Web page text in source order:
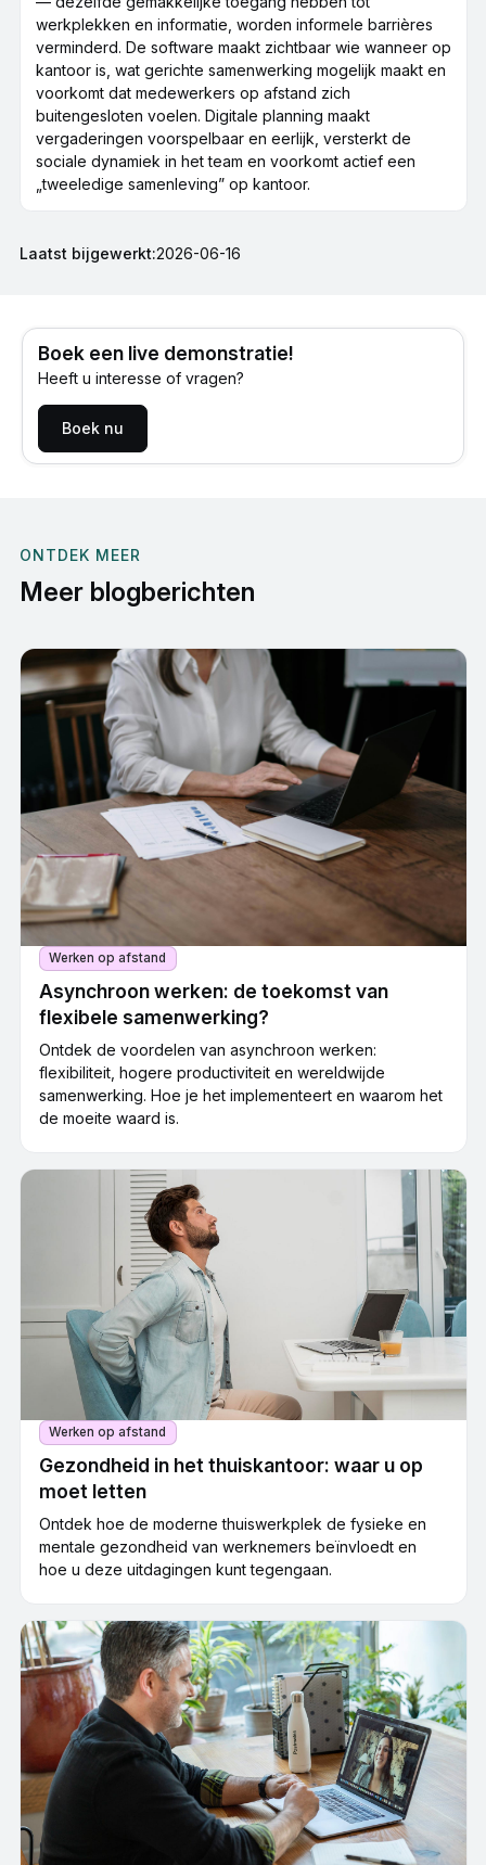
werkplekken en informatie, worden informele barrières
verminderd. De software maakt zichtbaar wie wanneer op
kantoor is, wat gerichte samenwerking mogelijk maakt en
voorkomt dat medewerkers op afstand zich
buitengesloten voelen. Digitale planning maakt
vergaderingen voorspelbaar en eerlijk, versterkt de
sociale dynamiek in het team en voorkomt actief een
„tweeledige samenleving” op kantoor.
Laatst bijgewerkt:2026-06-16
Boek een live demonstratie!
Heeft u interesse of vragen?
Boek nu
ONTDEK MEER
Meer blogberichten
Werken op afstand
Asynchroon werken: de toekomst van
flexibele samenwerking?
Ontdek de voordelen van asynchroon werken:
flexibiliteit, hogere productiviteit en wereldwijde
samenwerking. Hoe je het implementeert en waarom het
de moeite waard is.
Werken op afstand
Gezondheid in het thuiskantoor: waar u op
moet letten
Ontdek hoe de moderne thuiswerkplek de fysieke en
mentale gezondheid van werknemers beïnvloedt en
hoe u deze uitdagingen kunt tegengaan.